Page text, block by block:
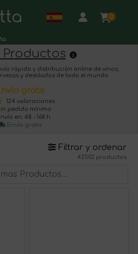
0
Productos
rápido y distribución online de vinos,
y destilados de todo el mundo.
gratis
124 valoraciones
pedido mínimo
en: 48 - 168 h
Envío gratis
Filtrar y ordenar
42502 productos